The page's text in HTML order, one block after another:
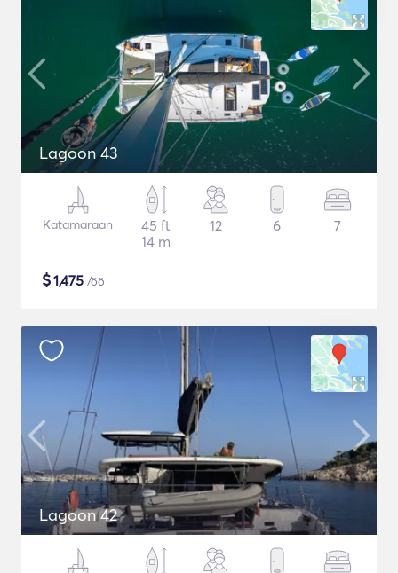
Lagoon 43
Katamaraan
45 ft
14 m
12 6 7
$1,475 /öö
Lagoon 42